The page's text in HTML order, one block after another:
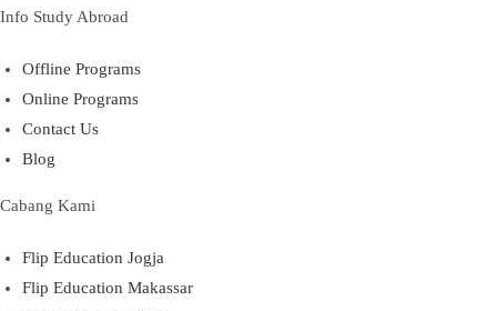
Info Study Abroad
Offline Programs
Online Programs
Contact Us
Blog
Cabang Kami
Flip Education Jogja
Flip Education Makassar